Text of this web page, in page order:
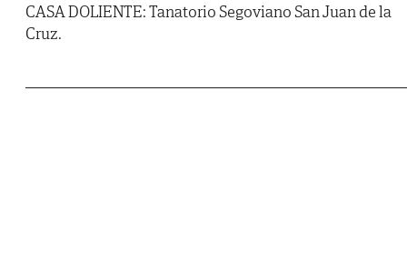
CASA DOLIENTE: Tanatorio Segoviano San Juan de la
Cruz.